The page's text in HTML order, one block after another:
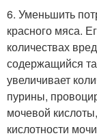
6. Уменьшить
красного мяса.
количествах
содержащийся
увеличивает
пурины,
мочевой
кислотности